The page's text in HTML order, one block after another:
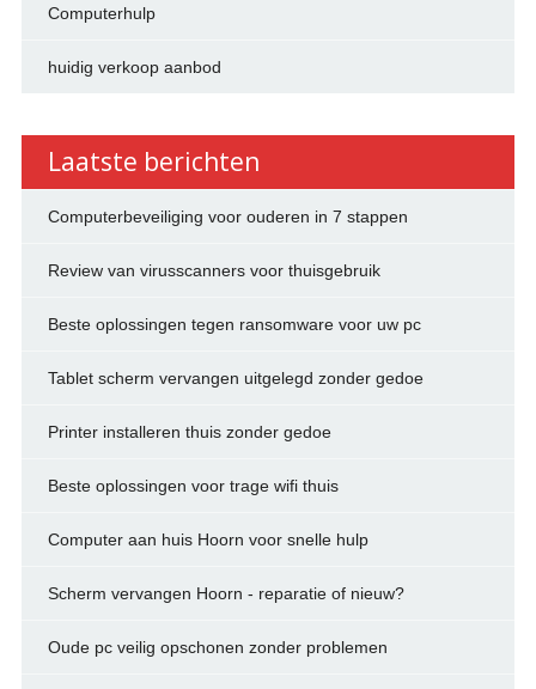
Computerhulp
huidig verkoop aanbod
Laatste berichten
Computerbeveiliging voor ouderen in 7 stappen
Review van virusscanners voor thuisgebruik
Beste oplossingen tegen ransomware voor uw pc
Tablet scherm vervangen uitgelegd zonder gedoe
Printer installeren thuis zonder gedoe
Beste oplossingen voor trage wifi thuis
Computer aan huis Hoorn voor snelle hulp
Scherm vervangen Hoorn - reparatie of nieuw?
Oude pc veilig opschonen zonder problemen